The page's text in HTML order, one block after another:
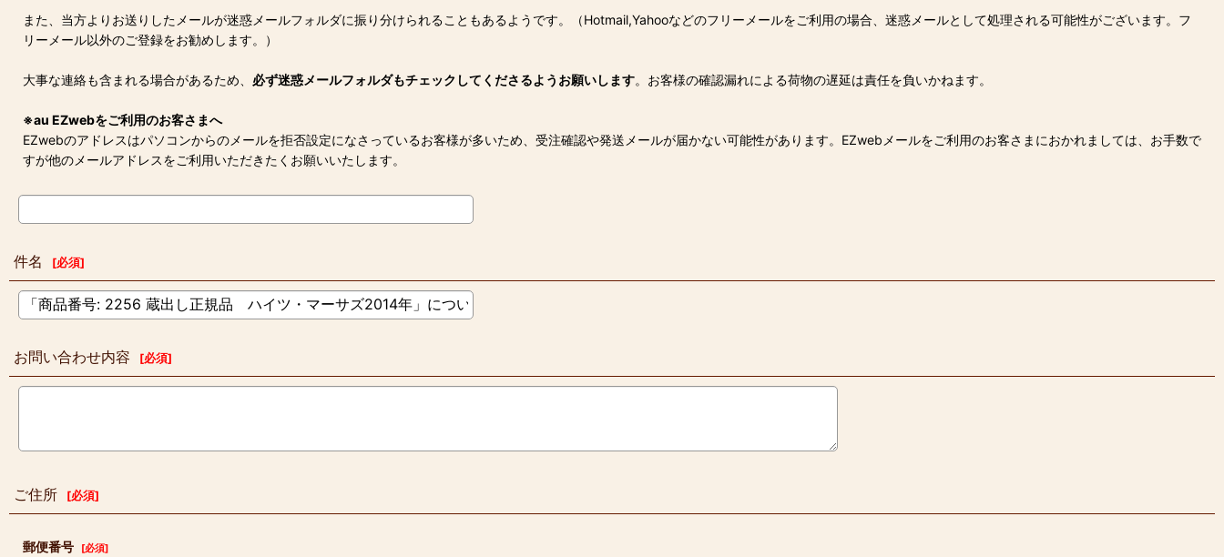
また、当方よりお送りしたメールが迷惑メールフォルダに振り分けられることもあるようです。（Hotmail,Yahooなどのフリーメールをご利用の場合、迷惑メールとして処理される可能性がございます。フ
リーメール以外のご登録をお勧めします。）
大事な連絡も含まれる場合があるため、 必ず迷惑メールフォルダもチェックしてくださるようお願いします。お客様の確認漏れによる荷物の遅延は責任を負いかねます。
※au EZwebをご利用のお客さまへ
EZwebのアドレスはパソコンからのメールを拒否設定になさっているお客様が多いため、受注確認や発送メールが届かない可能性があります。EZwebメールをご利用のお客さまにおかれましては、お手数で
すが他のメールアドレスをご利用いただきたくお願いいたします。
件名 [必須]
お問い合わせ内容 [必須]
ご住所 [必須]
郵便番号 [必須]